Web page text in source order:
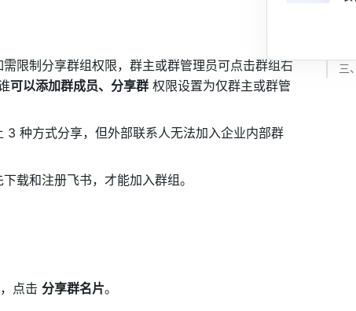
限制分享群组权限，群主或群管理员可点击群组右
可以添加群成员、分享群 权限设置为仅群主或群管
3 种方式分享，但外部联系人无法加入企业内部群
载和注册飞书，才能加入群组。
，点击 分享群名片。
三